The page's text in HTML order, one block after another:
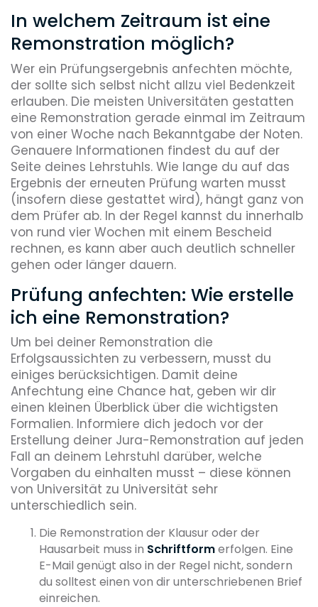
In welchem Zeitraum ist eine
Remonstration möglich?
Wer ein Prüfungsergebnis anfechten möchte,
der sollte sich selbst nicht allzu viel Bedenkzeit
erlauben. Die meisten Universitäten gestatten
eine Remonstration gerade einmal im Zeitraum
von einer Woche nach Bekanntgabe der Noten.
Genauere Informationen findest du auf der
Seite deines Lehrstuhls. Wie lange du auf das
Ergebnis der erneuten Prüfung warten musst
(insofern diese gestattet wird), hängt ganz von
dem Prüfer ab. In der Regel kannst du innerhalb
von rund vier Wochen mit einem Bescheid
rechnen, es kann aber auch deutlich schneller
gehen oder länger dauern.
Prüfung anfechten: Wie erstelle
ich eine Remonstration?
Um bei deiner Remonstration die
Erfolgsaussichten zu verbessern, musst du
einiges berücksichtigen. Damit deine
Anfechtung eine Chance hat, geben wir dir
einen kleinen Überblick über die wichtigsten
Formalien. Informiere dich jedoch vor der
Erstellung deiner Jura-Remonstration auf jeden
Fall an deinem Lehrstuhl darüber, welche
Vorgaben du einhalten musst – diese können
von Universität zu Universität sehr
unterschiedlich sein.
Die Remonstration der Klausur oder der
Hausarbeit muss in Schriftformerfolgen. Eine
E-Mail genügt also in der Regel nicht, sondern
du solltest einen von dir unterschriebenen Brief
einreichen.